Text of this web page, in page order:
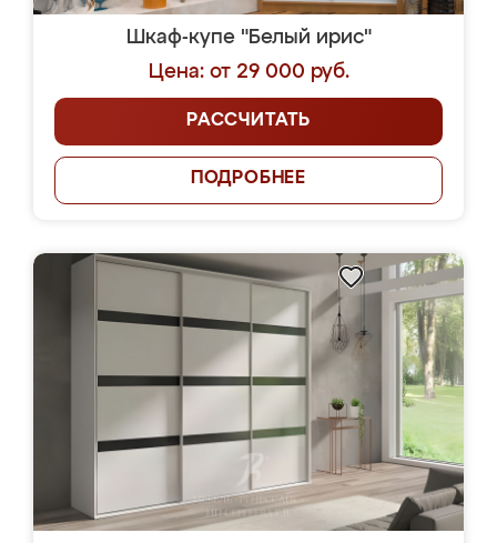
Шкаф-купе "Белый ирис"
Цена: от 29 000 руб.
РАССЧИТАТЬ
ПОДРОБНЕЕ